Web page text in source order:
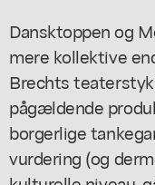
Dansktoppen og
mere kollektive
Brechts
pågældende
borgerlige
vurdering (og